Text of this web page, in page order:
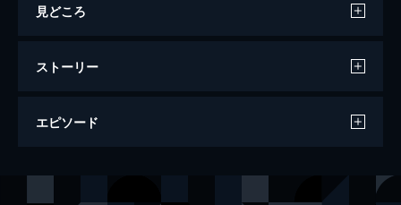
見どころ
ストーリー
エピソード
#1 WAになっておどろう